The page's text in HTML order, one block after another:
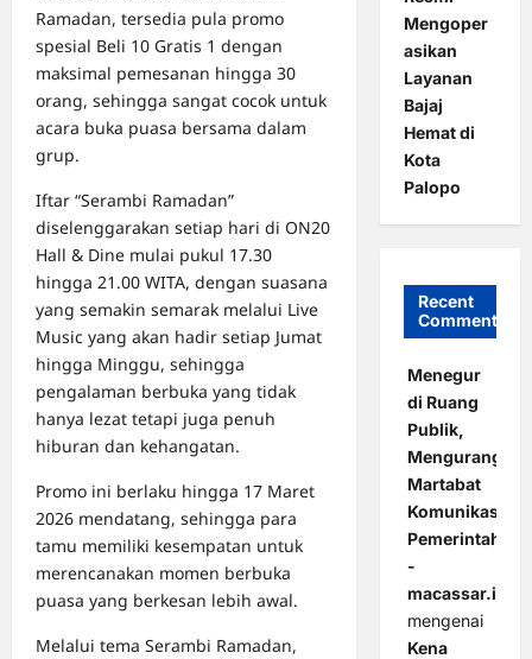
Ramadan, tersedia pula promo
spesial Beli 10 Gratis 1 dengan
maksimal pemesanan hingga 30
orang, sehingga sangat cocok untuk
acara buka puasa bersama dalam
grup.
Iftar “Serambi Ramadan”
diselenggarakan setiap hari di ON20
Hall & Dine mulai pukul 17.30
hingga 21.00 WITA, dengan suasana
yang semakin semarak melalui Live
Music yang akan hadir setiap Jumat
hingga Minggu, sehingga
pengalaman berbuka yang tidak
hanya lezat tetapi juga penuh
hiburan dan kehangatan.
Promo ini berlaku hingga 17 Maret
2026 mendatang, sehingga para
tamu memiliki kesempatan untuk
merencanakan momen berbuka
puasa yang berkesan lebih awal.
Melalui tema Serambi Ramadan,
Mengoper
asikan
Layanan
Bajaj
Hemat di
Kota
Palopo
Recent
Comments
Menegur
di Ruang
Publik,
Mengurangi
Martabat
Komunikasi
Pemerintahan
-
macassar.id
mengenai
Kena